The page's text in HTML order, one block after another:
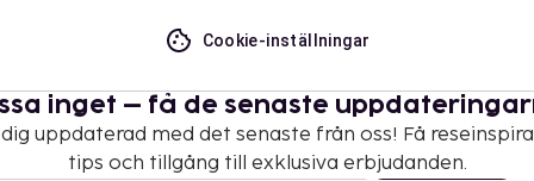
Cookie-inställningar
inget – få de senaste
uppdaterad med det senaste från oss! Få
tips och tillgång till exklusiva erbjudanden.